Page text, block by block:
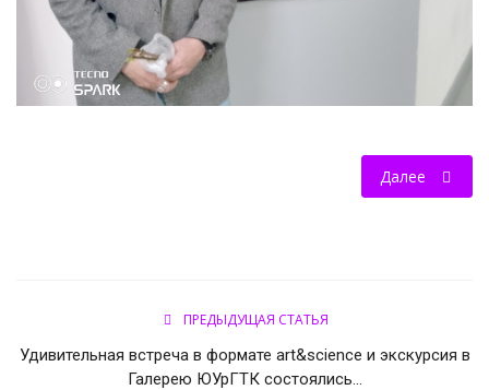
ПРОФЕССИОНАЛИТЕТ
Колледж - FM
Далее
ПРЕДЫДУЩАЯ СТАТЬЯ
Удивительная встреча в формате art&science и экскурсия в
Галерею ЮУрГТК состоялись...